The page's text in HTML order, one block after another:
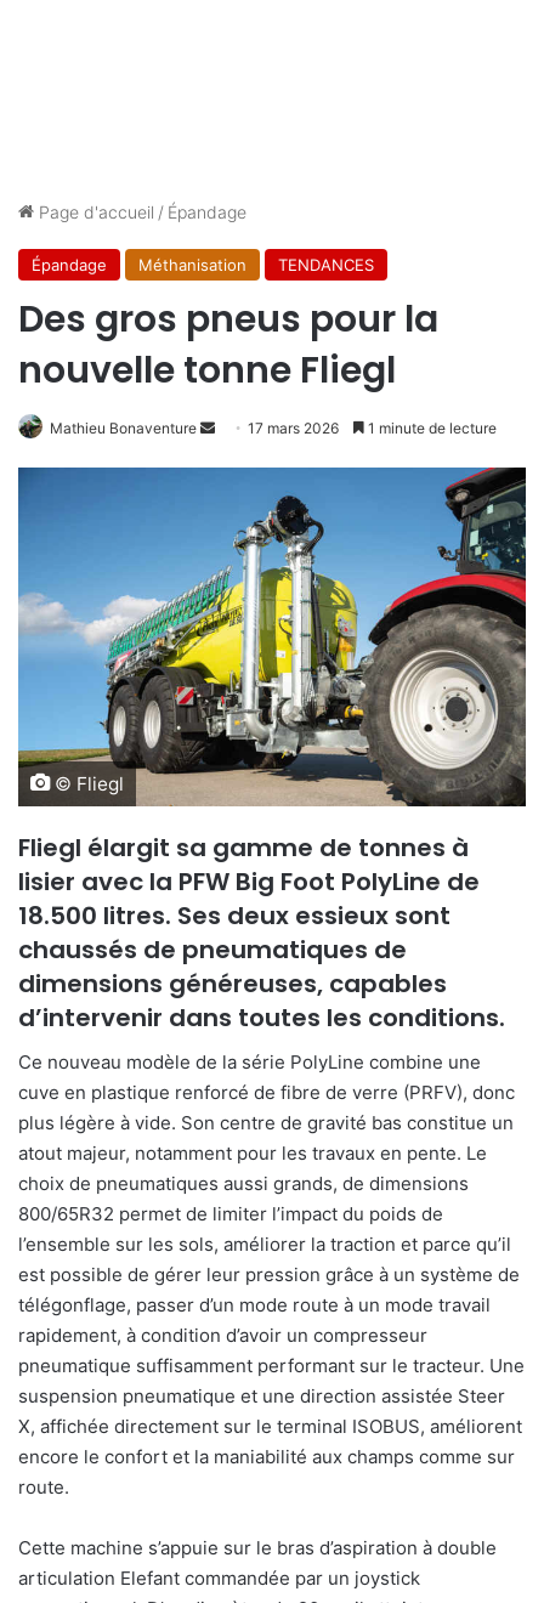
Page d'accueil / Épandage
Épandage Méthanisation TENDANCES
Des gros pneus pour la
nouvelle tonne Fliegl
Mathieu Bonaventure
Envoyer17 mars 2026 1 minute de lecture
© Fliegl
Fliegl élargit sa gamme de tonnes à
lisier avec la PFW Big Foot PolyLine de
18.500 litres. Ses deux essieux sont
chaussés de pneumatiques de
dimensions généreuses, capables
d’intervenir dans toutes les conditions.
Ce nouveau modèle de la série PolyLine combine une
cuve en plastique renforcé de fibre de verre (PRFV), donc
plus légère à vide. Son centre de gravité bas constitue un
atout majeur, notamment pour les travaux en pente. Le
choix de pneumatiques aussi grands, de dimensions
800/65R32 permet de limiter l’impact du poids de
l’ensemble sur les sols, améliorer la traction et parce qu’il
est possible de gérer leur pression grâce à un système de
télégonflage, passer d’un mode route à un mode travail
rapidement, à condition d’avoir un compresseur
pneumatique suffisamment performant sur le tracteur. Une
suspension pneumatique et une direction assistée Steer
X, affichée directement sur le terminal ISOBUS, améliorent
encore le confort et la maniabilité aux champs comme sur
route.
Cette machine s’appuie sur le bras d’aspiration à double
articulation Elefant commandée par un joystick